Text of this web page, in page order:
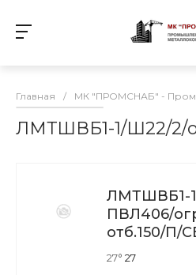
Главная / МК "ПРОМСНАБ" -
ЛМТШВБ1-1/Ш22/2/
ЛМТШВБ1-
ПВЛ406/
отб.150/П/
27° 27